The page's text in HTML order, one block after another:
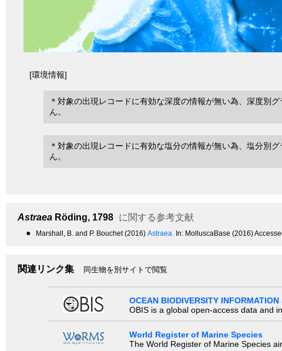
[環境情報]
＊対象の出現レコードに有効な深度の情報が無い為、深度別
ん。
＊対象の出現レコードに有効な塩分の情報が無い為、塩分別
ん。
Astraea Röding, 1798 に関する参考文献
● Marshall, B. and P. Bouchet (2016) Astraea. In: MolluscaBase (2016)
関連リンク集 同生物を別サイトで閲覧
OCEAN BIODIVERSITY INFORMATION
OBIS is a global open-access data and
World Register of Marine Species
The World Register of Marine Species